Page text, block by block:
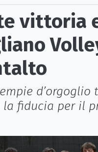
vittoria
d’orgoglio
fiducia per il